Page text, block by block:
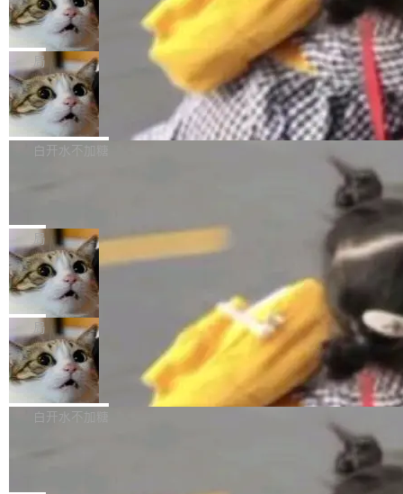
意味着一个无人看管的 AI 程序，在近半年时间
里日夜不停地"烧钱"。 复盘显示，...
而美国模型厂商在"闭门造车"。他的原话是 "buil
ding in silos"——各自为战，互不通气。 这个判
断从他嘴里说出来分量不同。Hugging Face 是
全球最大的开源 AI 平台，上面跑着上百万个模
型。谁在开源赛道上领先，...
序给别人用。偶尔有人自己写个博客系统、智能
家居控制、家庭实验室，都算稀奇事。 Crawsh
aw 是 Shelley 的作者，一个开源 AI coding age
nt。他最近在博客上写了一篇文章，核心论点很
简单：开发者工具必须开源。 理由不是传统的自
由软件情怀，而是一个跟 AI agent 直接相关的
技术判断。 两行 prompt 就能个性化任何软件 C
DeepSeek Harness 宣布内测邀请，全
网最大规模开源 Agent 路演现场诞生
一条内测招募帖，发出去的时候大概没人想到它
会变成一场开源 Agent 生态的路演。 8月1日，
DeepSeek Harness 团队负责人崔添翼（tiany
i）在 X 上发帖： 「如果你是 Agent Harness 相
关开源项目的开发者，希望参加 DeepSeek Har
ness 的内测，可以回复或私信联系我。请附上
Harness 负责把能力落到真实环境中——调用工
具、读写文件、管理上下文、处理错误、完成闭
环。崔添翼招人的标...
局
商汤 SenseNova U1.5-Lite-Preview
开源
商汤科技宣布面向社区开源轻量级统一多模态模
型的预览版本 SenseNova U1.5-Lite-Preview。
理解、推理、生成与编辑，还仅以 8B-MoT 的轻
量大小，将能力推进到4K、更精细的真实质感、
更复杂的视觉控制和可持续迭代编辑。 相比 U
1，U1.5-Lite-Preview 在以下方向上带来了显著
提升： 原生支持4K图像生成； 更精细的局部纹
理、细节与真实世界质感； 更准确的中英文文字
生成与复杂版式组织； 更稳定的图...
白开水不加糖
nap。这次是 hwctl——一个用来检查 Ubuntu
硬件认证状态的命令行工具。 Canonical 工程师
Alan Griffiths 在邮件列表中说得很直白：「hwc
tl 是一个 Ubuntu 专有的包，它和它的依赖项都
是 Ubuntu 专有的，不会用在其他发行版上。」
所以 deb 版本的受众实际上为零。既然只有 Ub
untu 用户在用，那用 snap 打包就没什么可纠结
的。 从 deb 到 snap 的迁移路径 hwctl 是 rust-
hwlib 硬件 API 库的一部分，命令行工具负责查
局
Dario Amodei 担心新人来 Anthropic
只为金钱，不为使命
顶级 AI 研究员在两家公司之间来回跳，中间只
隔了几天。 Lilian Weng 上周刚宣布因健康原因
离开 Thinking Machines Lab，说自己作为联合
创始人的角色「太累了」。几天后，The Inform
ation 就曝出她将重回 OpenAI，负责递归自我
改进方向的研究。她是 Thinking Machines 过
局
FFmpeg 9.0 发布
FFmpeg 9.0 现已发布，包含多项改进。官方更
新日志列出的 9.0 版本主要更新内容如下： 扩
白开水不加糖